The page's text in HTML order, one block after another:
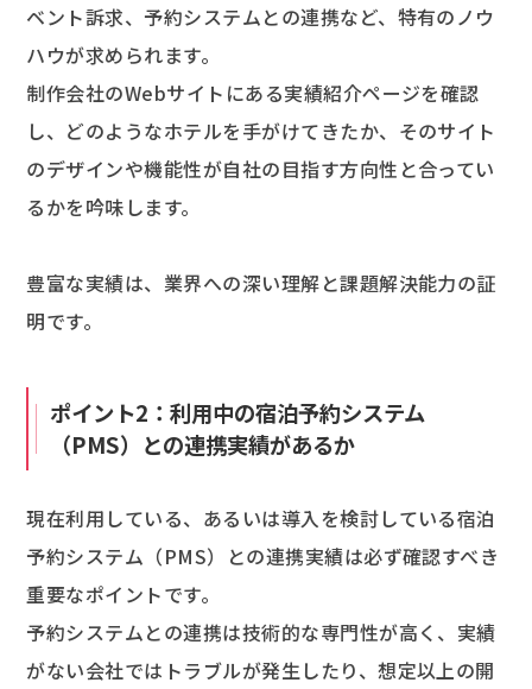
ベント訴求、予約システムとの連携など、特有のノウ
ハウが求められます。
制作会社のWebサイトにある実績紹介ページを確認
し、どのようなホテルを手がけてきたか、そのサイト
のデザインや機能性が自社の目指す方向性と合ってい
るかを吟味します。
豊富な実績は、業界への深い理解と課題解決能力の証
明です。
ポイント2：利用中の宿泊予約システム
（PMS）との連携実績があるか
現在利用している、あるいは導入を検討している宿泊
予約システム（PMS）との連携実績は必ず確認すべき
重要なポイントです。
予約システムとの連携は技術的な専門性が高く、実績
がない会社ではトラブルが発生したり、想定以上の開